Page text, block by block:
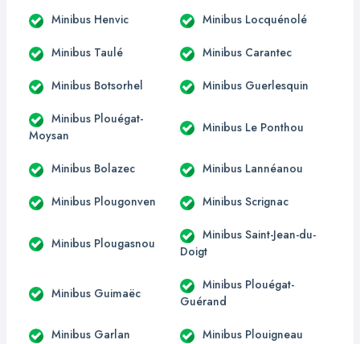
Minibus Henvic Minibus Locquénolé
Minibus Taulé Minibus Carantec
Minibus Botsorhel Minibus Guerlesquin
Minibus Plouégat-
Moysan
Minibus Le Ponthou
Minibus Bolazec Minibus Lannéanou
Minibus Plougonven Minibus Scrignac
Minibus Plougasnou
Minibus Saint-Jean-du-
Doigt
Minibus Guimaëc
Minibus Plouégat-
Guérand
Minibus Garlan Minibus Plouigneau